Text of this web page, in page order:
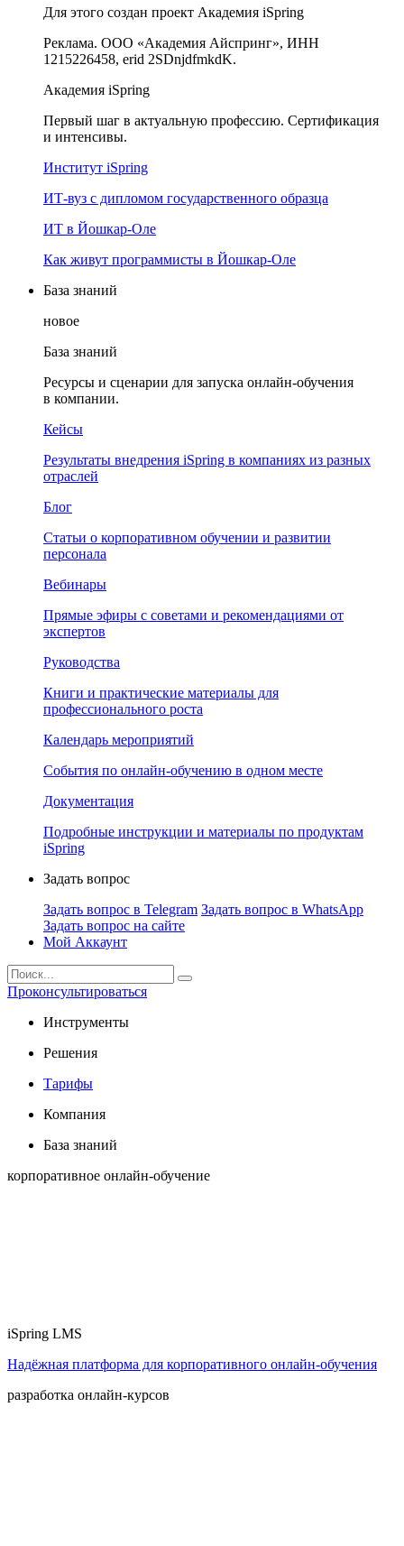
Для этого создан проект Академия iSpring
Реклама. ООО «Академия Айспринг», ИНН
1215226458, erid 2SDnjdfmkdK.
Академия iSpring
Первый шаг в актуальную профессию. Сертификация
и интенсивы.
Институт iSpring
ИТ-вуз с дипломом государственного образца
ИТ в Йошкар-Оле
Как живут программисты в Йошкар‑Оле
База знаний
новое
База знаний
Ресурсы и сценарии для запуска онлайн-обучения
в компании.
Кейсы
Результаты внедрения iSpring в компаниях из разных
отраслей
Блог
Статьи о корпоративном обучении и развитии
персонала
Вебинары
Прямые эфиры с советами и рекомендациями от
экспертов
Руководства
Книги и практические материалы для
профессионального роста
Календарь мероприятий
События по онлайн-обучению в одном месте
Документация
Подробные инструкции и материалы по продуктам
iSpring
Задать вопрос
Задать вопрос в Telegram Задать вопрос в WhatsApp
Задать вопрос на сайте
Мой Аккаунт
Проконсультироваться
Инструменты
Решения
Тарифы
Компания
База знаний
корпоративное онлайн-обучение
iSpring LMS
Надёжная платформа для корпоративного онлайн‑обучения
разработка онлайн-курсов